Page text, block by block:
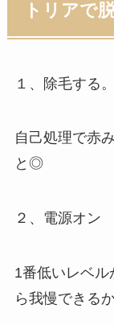
トリアで
１ 、除毛する。
自己処理で赤
と◎
２ 、電源オン
1番低いレベル
ら我慢できる